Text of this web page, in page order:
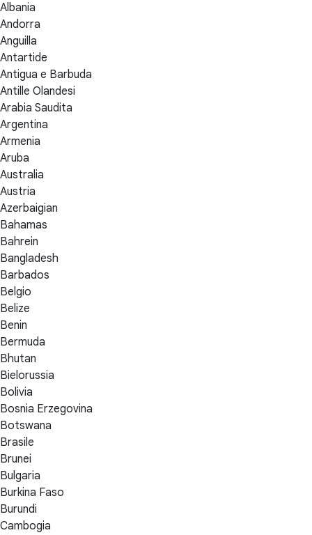
Albania
Andorra
Anguilla
Antartide
Antigua e Barbuda
Antille Olandesi
Arabia Saudita
Argentina
Armenia
Aruba
Australia
Austria
Azerbaigian
Bahamas
Bahrein
Bangladesh
Barbados
Belgio
Belize
Benin
Bermuda
Bhutan
Bielorussia
Bolivia
Bosnia Erzegovina
Botswana
Brasile
Brunei
Bulgaria
Burkina Faso
Burundi
Cambogia